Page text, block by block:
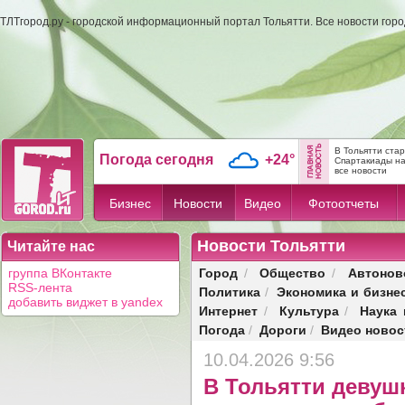
ТЛТгород.ру - городской информационный портал Тольятти. Все новости
Погода сегодня +24°
В Тольятти
Спартакиады
все новости
Бизнес Новости Видео Фотоотчеты
Читайте нас
группа ВКонтакте
RSS-лента
добавить виджет в yandex
Новости Тольятти
Город / Общество /
Политика / Экономика и
Интернет / Культура/
Наука
Погода / Дороги / Видео
10.04.2026 9:56
В Тольятти